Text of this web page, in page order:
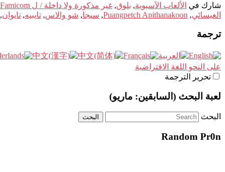
شارك في الألعاب الآسيوية, بلوق, غير مذكورة ولا داخلة / ل Famicom
العيسائي,
Puangpetch Apithanakoon
, سيجا, شو والاس, تايبيه, تايوان,
ترجمة
على النحو اللغة الافتراضية
تحرير الترجمة
لعبة البحث (السابقين: ماريو)
البحث
Random Pr0n